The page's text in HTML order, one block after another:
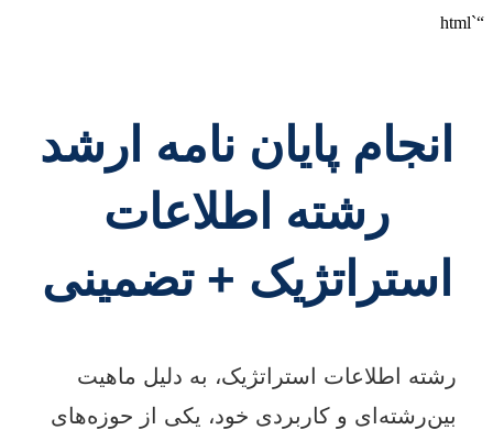
“`html
انجام پایان نامه ارشد
رشته اطلاعات
استراتژیک + تضمینی
رشته اطلاعات استراتژیک، به دلیل ماهیت
بین‌رشته‌ای و کاربردی خود، یکی از حوزه‌های